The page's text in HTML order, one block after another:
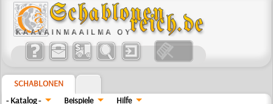
SCHABLONEN
- Katalog -
Beispiele Hilfe